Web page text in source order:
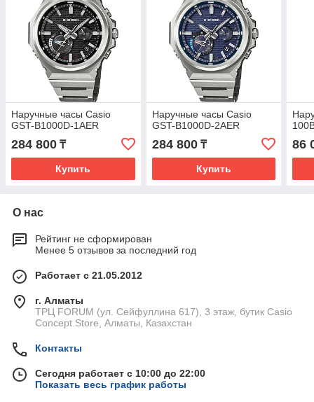
Наручные часы Casio
GST-B1000D-1AER
284 800 ₸
Купить
Наручные часы Casio
GST-B1000D-2AER
284 800₸
Купить
86
О нас
Рейтинг не сформирован
Менее 5 отзывов за последний год
Работает с 21.05.2012
г. Алматы
ТРЦ FORUM (ул. Сейфуллина 617), 3 этаж, бутик Casio
Concept Store, Алматы, Казахстан
Контакты
Сегодня работает с 10:00 до 22:00
Показать весь график работы